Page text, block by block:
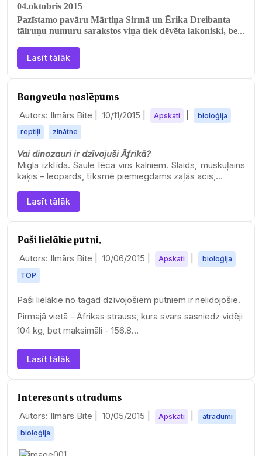
04.oktobris 2015
Pazīstamo pavāru Mārtiņa Sirmā un Ērika Dreibanta
tālruņu numuru sarakstos viņa tiek dēvēta lakoniski, bet
Lasīt tālāk
Bangveula noslēpums
Autors: Ilmārs Bite | 10/11/2015 Apskati
bioloģija
reptiļi
zinātne
Vai dinozauri ir dzīvojuši Āfrikā?
Migla izklīda. Saule lēca virs kalniem. Slaids, muskuļains
kaķis – leopards, tīksmē piemiegdams zaļās acis,…
Lasīt tālāk
Paši lielākie putni.
Autors: Ilmārs Bite | 10/06/2015 Apskati
bioloģija
TOP
Paši lielākie no tagad dzīvojošiem putniem ir nelidojošie.
Pirmajā vietā - Āfrikas strauss, kura svars sasniedz vidēji
104 kg, bet maksimāli - 156.8…
Lasīt tālāk
Interesants atradums
Autors: Ilmārs Bite | 10/05/2015 Apskati
atradumi
bioloģija